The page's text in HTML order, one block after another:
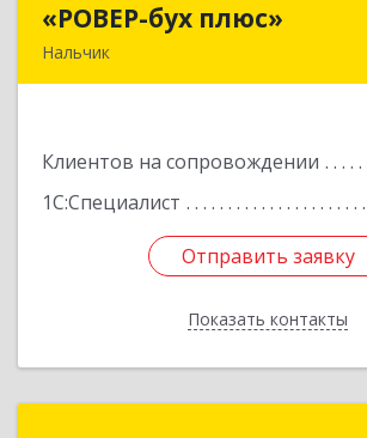
«РОВЕР-бух плюс»
Нальчик
Клиентов на сопровождении
1С:Специалист
Отправить заявку
Показать контакты
«РОВЕР-
Отправить заявку
Назад